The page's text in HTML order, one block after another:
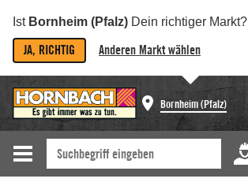
Ist Bornheim (Pfalz) Dein richtiger Markt?
JA, RICHTIG Anderen Markt wählen
Bornheim (Pfalz)